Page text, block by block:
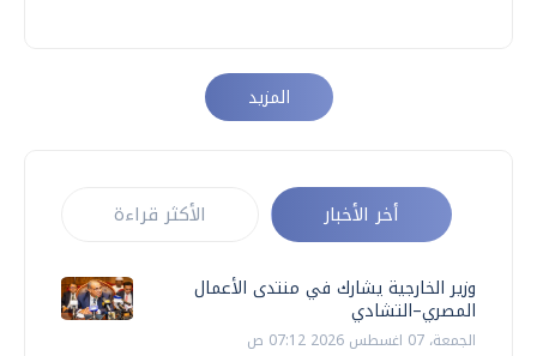
المزيد
أخر الأخبار الأكثر قراءة
وزير الخارجية يشارك في منتدى الأعمال
المصري–التشادي
الجمعة، 07 اغسطس 2026 07:12 ص